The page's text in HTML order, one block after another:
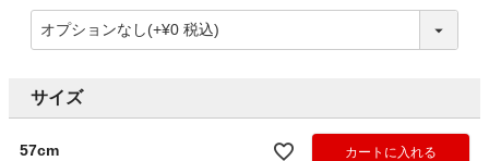
サイズ
57cm カートに入れる